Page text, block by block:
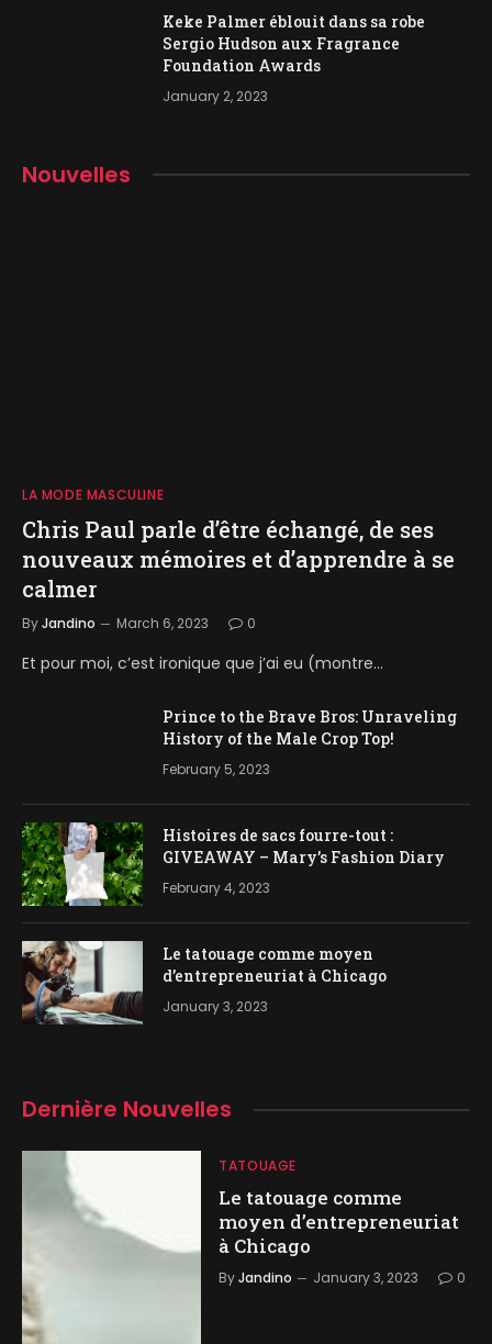
Keke Palmer éblouit dans sa robe
Sergio Hudson aux Fragrance
Foundation Awards
January 2, 2023
Nouvelles
LA MODE MASCULINE
Chris Paul parle d’être échangé, de ses
nouveaux mémoires et d’apprendre à se
calmer
ByJandino March 6, 2023 0
Et pour moi, c’est ironique que j’ai eu (montre…
Prince to the Brave Bros: Unraveling
History of the Male Crop Top!
February 5, 2023
Histoires de sacs fourre-tout :
GIVEAWAY – Mary’s Fashion Diary
February 4, 2023
Le tatouage comme moyen
d’entrepreneuriat à Chicago
January 3, 2023
Dernière Nouvelles
TATOUAGE
Le tatouage comme
moyen d’entrepreneuriat
à Chicago
ByJandino January 3, 2023 0